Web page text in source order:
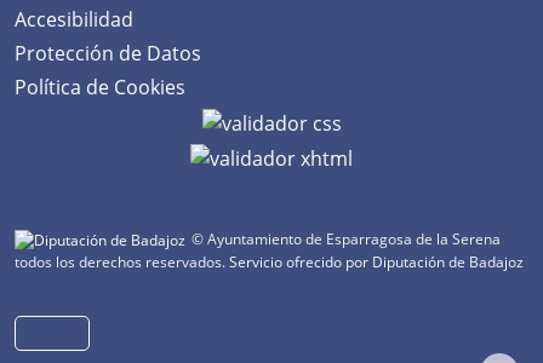
Accesibilidad
Protección de Datos
Política de Cookies
© Ayuntamiento de Esparragosa de la Serena
todos los derechos reservados.Servicio ofrecido por Diputación de Badajoz